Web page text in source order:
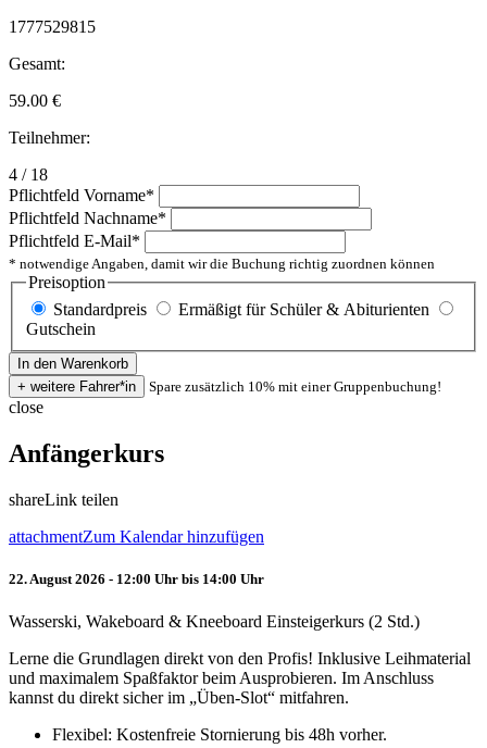
1777529815
Gesamt:
59.00 €
Teilnehmer:
4 / 18
Pflichtfeld Vorname*
Pflichtfeld Nachname*
Pflichtfeld E-Mail*
* notwendige Angaben, damit wir die Buchung richtig zuordnen können
Preisoption
Standardpreis
Ermäßigt für Schüler & Abiturienten
Gutschein
Spare zusätzlich 10% mit einer Gruppenbuchung!
close
Anfängerkurs
shareLink teilen
attachmentZum Kalendar hinzufügen
22. August 2026 - 12:00 Uhr bis 14:00 Uhr
Wasserski, Wakeboard & Kneeboard Einsteigerkurs (2 Std.)
Lerne die Grundlagen direkt von den Profis! Inklusive Leihmaterial
und maximalem Spaßfaktor beim Ausprobieren. Im Anschluss
kannst du direkt sicher im „Üben-Slot“ mitfahren.
Flexibel: Kostenfreie Stornierung bis 48h vorher.